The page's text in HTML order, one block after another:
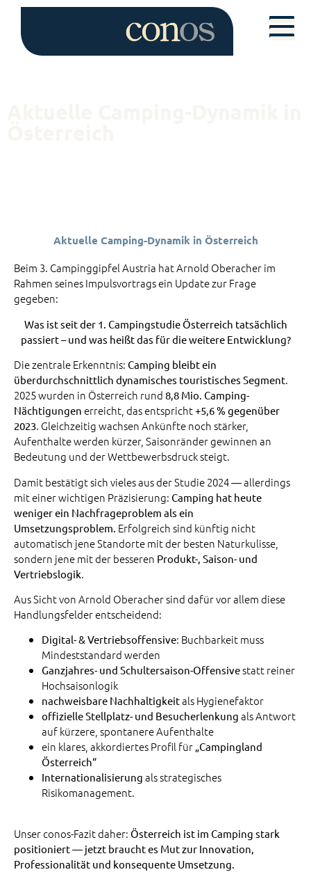
Aktuelle Camping-Dynamik in Österreich
Beim 3. Campinggipfel Austria hat Arnold Oberacher im
Rahmen seines Impulsvortrags ein Update zur Frage
gegeben:
Was ist seit der 1. Campingstudie Österreich tatsächlich
passiert – und was heißt das für die weitere Entwicklung?
Die zentrale Erkenntnis: Camping bleibt ein
überdurchschnittlich dynamisches touristisches Segment.
2025 wurden in Österreich rund 8,8 Mio. Camping-
Nächtigungen erreicht, das entspricht+5,6 % gegenüber
2023. Gleichzeitig wachsen Ankünfte noch stärker,
Aufenthalte werden kürzer, Saisonränder gewinnen an
Bedeutung und der Wettbewerbsdruck steigt.
Damit bestätigt sich vieles aus der Studie 2024 — allerdings
mit einer wichtigen Präzisierung: Camping hat heute
weniger ein Nachfrageproblem als ein
Umsetzungsproblem. Erfolgreich sind künftig nicht
automatisch jene Standorte mit der besten Naturkulisse,
sondern jene mit der besseren Produkt-, Saison- und
Vertriebslogik.
Aus Sicht von Arnold Oberacher sind dafür vor allem diese
Handlungsfelder entscheidend:
Digital- & Vertriebsoffensive: Buchbarkeit muss
Mindeststandard werden
Ganzjahres- und Schultersaison-Offensivestatt reiner
Hochsaisonlogik
nachweisbare Nachhaltigkeitals Hygienefaktor
offizielle Stellplatz- und Besucherlenkung als Antwort
auf kürzere, spontanere Aufenthalte
ein klares, akkordiertes Profil für „Campingland
Österreich“
Internationalisierung als strategisches
Risikomanagement.
Unser conos-Fazit daher: Österreich ist im Camping stark
positioniert — jetzt braucht es Mut zur Innovation,
Professionalität und konsequente Umsetzung.